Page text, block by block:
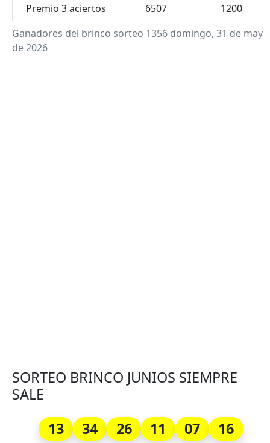
Ganadores del brinco sorteo 1356 domingo, 31 de mayo
de 2026
Premio 3 aciertos
6507 1200
SORTEO BRINCO JUNIOS SIEMPRE
SALE
13
34 26 11 07 16